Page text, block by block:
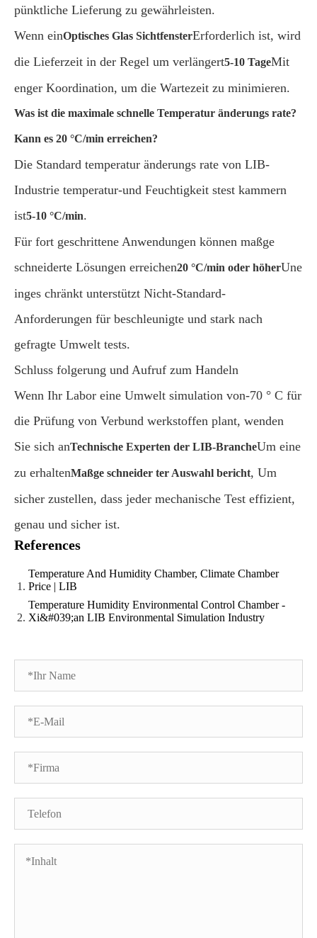
pünktliche Lieferung zu gewährleisten.
Wenn einOptisches Glas SichtfensterErforderlich ist, wird
die Lieferzeit in der Regel um verlängert5-10 TageMit
enger Koordination, um die Wartezeit zu minimieren.
Was ist die maximale schnelle Temperatur änderungs rate?
Kann es 20 °C/min erreichen?
Die Standard temperatur änderungs rate von LIB-
Industrie temperatur-und Feuchtigkeit stest kammern
ist5-10 °C/min.
Für fort geschrittene Anwendungen können maßge
schneiderte Lösungen erreichen20 °C/min oder höherUne
inges chränkt unterstützt Nicht-Standard-
Anforderungen für beschleunigte und stark nach
gefragte Umwelt tests.
Schluss folgerung und Aufruf zum Handeln
Wenn Ihr Labor eine Umwelt simulation von-70 ° C für
die Prüfung von Verbund werkstoffen plant, wenden
Sie sich anTechnische Experten der LIB-BrancheUm eine
zu erhaltenMaßge schneider ter Auswahl bericht, Um
sicher zustellen, dass jeder mechanische Test effizient,
genau und sicher ist.
References
Temperature And Humidity Chamber, Climate Chamber
Price | LIB
Temperature Humidity Environmental Control Chamber -
Xi&#039;an LIB Environmental Simulation Industry